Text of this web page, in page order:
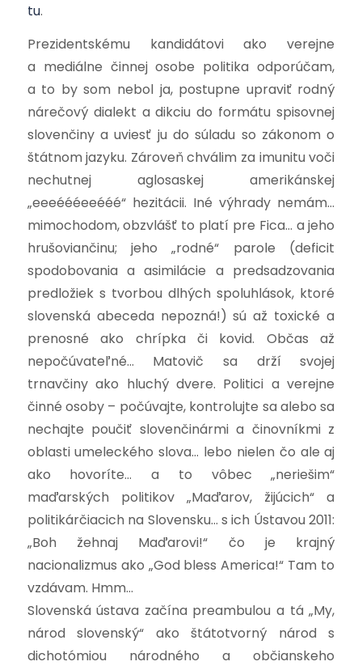
tu.
Prezidentskému kandidátovi ako verejne
a mediálne činnej osobe politika odporúčam,
a to by som nebol ja, postupne upraviť rodný
nárečový dialekt a dikciu do formátu spisovnej
slovenčiny a uviesť ju do súladu so zákonom o
štátnom jazyku. Zároveň chválim za imunitu voči
nechutnej aglosaskej amerikánskej
„eeeéééeeééé“ hezitácii. Iné výhrady nemám…
mimochodom, obzvlášť to platí pre Fica… a jeho
hrušoviančinu; jeho „rodné“ parole (deficit
spodobovania a asimilácie a predsadzovania
predložiek s tvorbou dlhých spoluhlások, ktoré
slovenská abeceda nepozná!) sú až toxické a
prenosné ako chrípka či kovid. Občas až
nepočúvateľné… Matovič sa drží svojej
trnavčiny ako hluchý dvere. Politici a verejne
činné osoby – počúvajte, kontrolujte sa alebo sa
nechajte poučiť slovenčinármi a činovníkmi z
oblasti umeleckého slova… lebo nielen čo ale aj
ako hovoríte… a to vôbec „neriešim“
maďarských politikov „Maďarov, žijúcich“ a
politikárčiacich na Slovensku… s ich Ústavou 2011:
„Boh žehnaj Maďarovi!“ čo je krajný
nacionalizmus ako „God bless America!“ Tam to
vzdávam. Hmm…
Slovenská ústava začína preambulou a tá „My,
národ slovenský“ ako štátotvorný národ s
dichotómiou národného a občianskeho